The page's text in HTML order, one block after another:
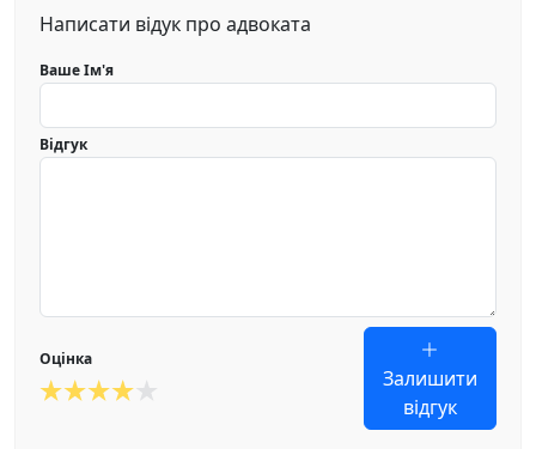
Написати відук про адвоката
Ваше Ім'я
Відгук
Оцінка
Залишити
відгук